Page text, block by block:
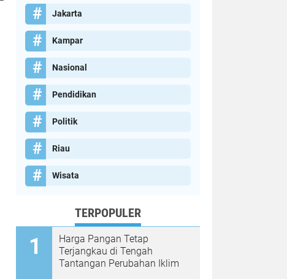
Jakarta
Kampar
Nasional
Pendidikan
Politik
Riau
Wisata
TERPOPULER
Harga Pangan Tetap
Terjangkau di Tengah
Tantangan Perubahan Iklim